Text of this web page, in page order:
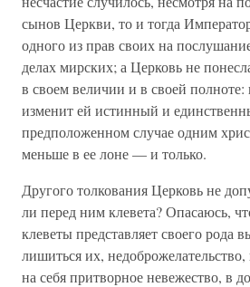
сынов Церкви, то и тогда
одного из прав своих на
делах мирских; а Церковь не
в своем величии и в своей полноте:
изменит ей истинный и
предположенном случае одним
меньше в ее лоне — и только.
Другого толкования Церковь не
ли перед ним клевета? Опасаюсь,
клеветы представляет своего рода
лишиться их,
на себя притворное невежество, в